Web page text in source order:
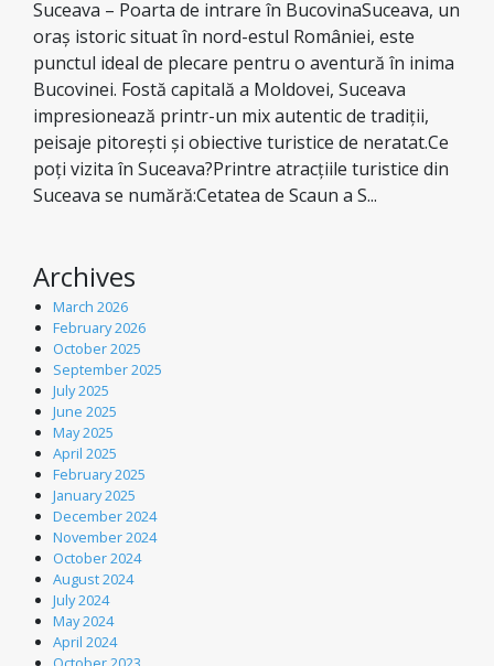
Suceava – Poarta de intrare în BucovinaSuceava, un
oraș istoric situat în nord-estul României, este
punctul ideal de plecare pentru o aventură în inima
Bucovinei. Fostă capitală a Moldovei, Suceava
impresionează printr-un mix autentic de tradiții,
peisaje pitorești și obiective turistice de neratat.Ce
poți vizita în Suceava?Printre atracțiile turistice din
Suceava se numără:Cetatea de Scaun a S...
Archives
March 2026
February 2026
October 2025
September 2025
July 2025
June 2025
May 2025
April 2025
February 2025
January 2025
December 2024
November 2024
October 2024
August 2024
July 2024
May 2024
April 2024